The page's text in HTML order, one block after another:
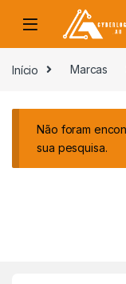
Skip to navigation
Início Marcas
Não foram
sua pesquisa.